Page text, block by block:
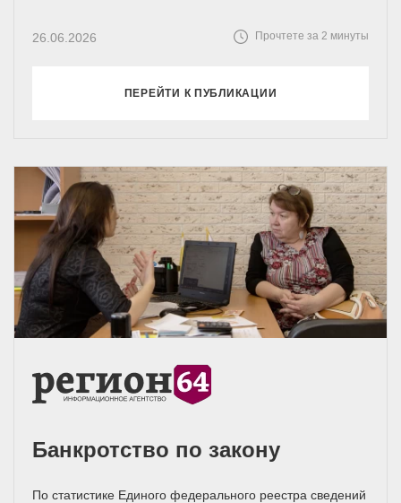
26.06.2026 Прочтете за 2 минуты
ПЕРЕЙТИ К ПУБЛИКАЦИИ
Банкротство по закону
По статистике Единого федерального реестра сведений